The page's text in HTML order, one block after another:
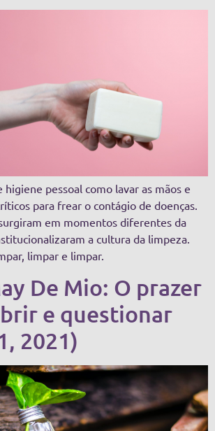
pessoal como lavar as mãos e
para frear o contágio de doenças.
em momentos diferentes da
a cultura da limpeza.
limpar e limpar.
De Mio: O prazer
e questionar
2021)